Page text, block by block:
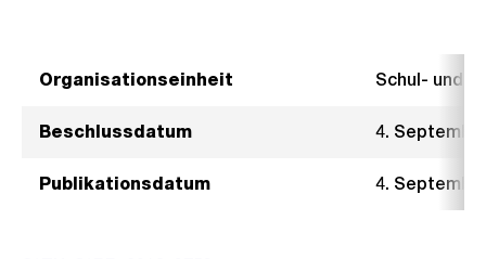
Organisationseinheit Schul- und
Beschlussdatum 4.
Publikationsdatum 4.